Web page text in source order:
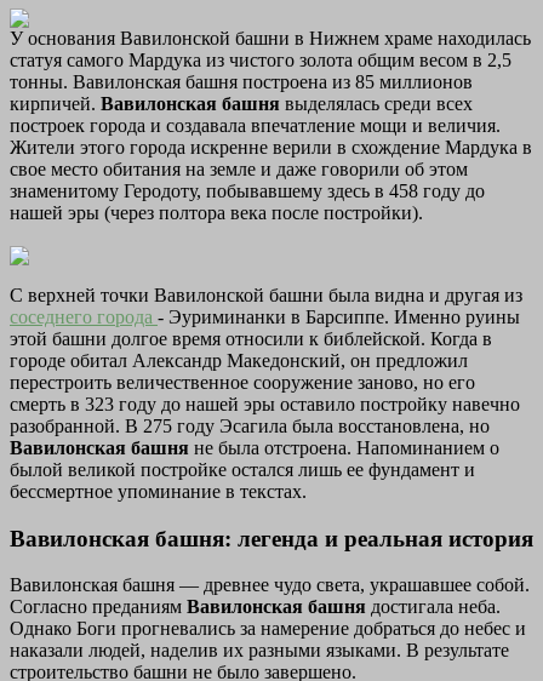
У основания Вавилонской башни в Нижнем храме находилась
статуя самого Мардука из чистого золота общим весом в 2,5
тонны. Вавилонская башня построена из 85 миллионов
кирпичей. Вавилонская башня выделялась среди всех
построек города и создавала впечатление мощи и величия.
Жители этого города искренне верили в схождение Мардука в
свое место обитания на земле и даже говорили об этом
знаменитому Геродоту, побывавшему здесь в 458 году до
нашей эры (через полтора века после постройки).
С верхней точки Вавилонской башни была видна и другая из
соседнего города - Эуриминанки в Барсиппе. Именно руины
этой башни долгое время относили к библейской. Когда в
городе обитал Александр Македонский, он предложил
перестроить величественное сооружение заново, но его
смерть в 323 году до нашей эры оставило постройку навечно
разобранной. В 275 году Эсагила была восстановлена, но
Вавилонская башня не была отстроена. Напоминанием о
былой великой постройке остался лишь ее фундамент и
бессмертное упоминание в текстах.
Вавилонская башня: легенда и реальная история
Вавилонская башня — древнее чудо света, украшавшее собой.
Согласно преданиям Вавилонская башня достигала неба.
Однако Боги прогневались за намерение добраться до небес и
наказали людей, наделив их разными языками. В результате
строительство башни не было завершено.